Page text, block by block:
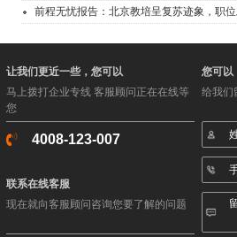
前程无忧报告：北京教培呈复苏迹象，职位
让我们更近一些，您可以
马上拨打企业专线 客服顾问正在在线等
您
4008-123-007
联系在线客服
现在就向客服顾问咨询您要了解的问题
您可以
给我们